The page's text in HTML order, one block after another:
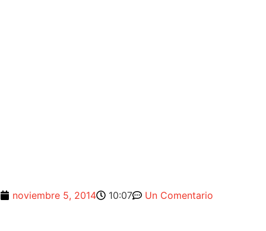
noviembre 5, 2014 10:07 Un Comentario